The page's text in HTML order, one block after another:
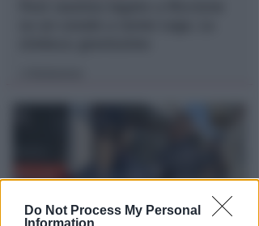
Do Not Process My Personal
Information